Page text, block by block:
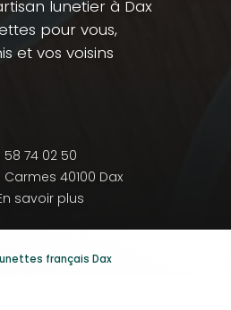
lunetier à Dax
pour vous,
et vos voisins
58 74 02 50
Carmes 40100 Dax
savoir plus
français Dax